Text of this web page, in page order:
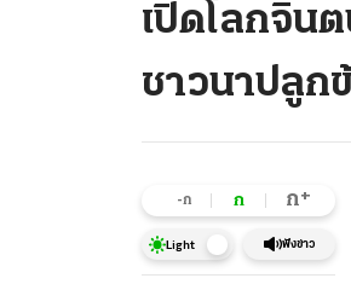
เปิดโลกจิน
ชาวนาปลูก
-ก ก ก+
Light ฟังข่าว